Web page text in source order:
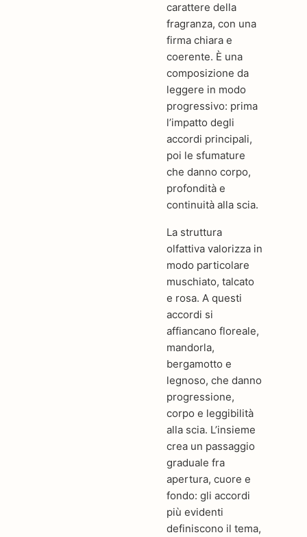
carattere della
fragranza, con una
firma chiara e
coerente. È una
composizione da
leggere in modo
progressivo: prima
l’impatto degli
accordi principali,
poi le sfumature
che danno corpo,
profondità e
continuità alla scia.
La struttura
olfattiva valorizza in
modo particolare
muschiato, talcato
e rosa. A questi
accordi si
affiancano floreale,
mandorla,
bergamotto e
legnoso, che danno
progressione,
corpo e leggibilità
alla scia. L’insieme
crea un passaggio
graduale fra
apertura, cuore e
fondo: gli accordi
più evidenti
definiscono il tema,